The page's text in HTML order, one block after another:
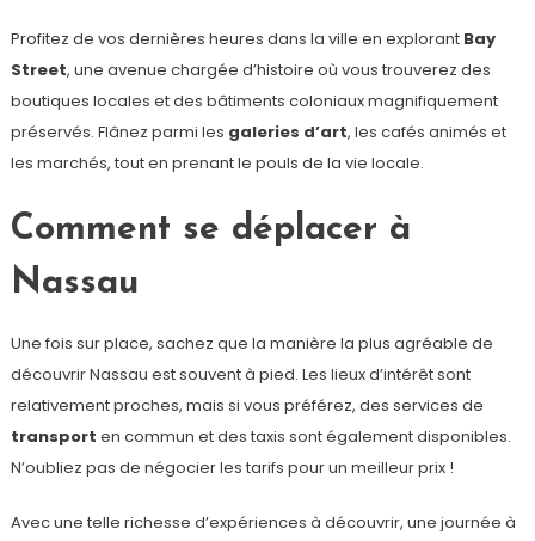
Profitez de vos dernières heures dans la ville en explorant Bay
Street, une avenue chargée d’histoire où vous trouverez des
boutiques locales et des bâtiments coloniaux magnifiquement
préservés. Flânez parmi les galeries d’art, les cafés animés et
les marchés, tout en prenant le pouls de la vie locale.
Comment se déplacer à
Nassau
Une fois sur place, sachez que la manière la plus agréable de
découvrir Nassau est souvent à pied. Les lieux d’intérêt sont
relativement proches, mais si vous préférez, des services de
transport en commun et des taxis sont également disponibles.
N’oubliez pas de négocier les tarifs pour un meilleur prix !
Avec une telle richesse d’expériences à découvrir, une journée à